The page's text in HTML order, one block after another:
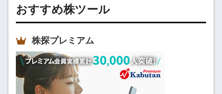
おすすめ株ツール
株探プレミアム